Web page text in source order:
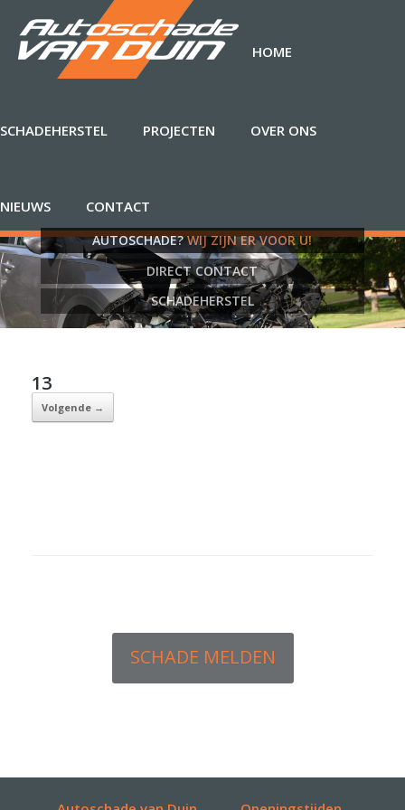
HOME
SCHADEHERSTEL PROJECTEN OVER ONS
NIEUWS CONTACT
AUTOSCHADE?WIJ ZIJN ER VOOR U!
DIRECT CONTACT
SCHADEHERSTEL
13
Volgende →
SCHADE MELDEN